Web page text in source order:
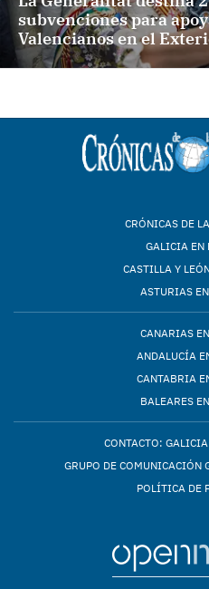
subvenciones para
Valencianos en el
CRÓNICAS DE
GALICIA EN
CASTILLA Y
ASTURIAS
CANARIAS
ANDALUCÍA
CANTABRIA
BALEARES
CONTACTO:
GRUPO DE COMUNICACIÓN
POLÍTICA DE